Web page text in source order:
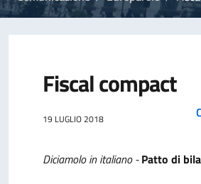
Fiscal compact
19 LUGLIO 2018
Diciamolo in italiano -Patto di